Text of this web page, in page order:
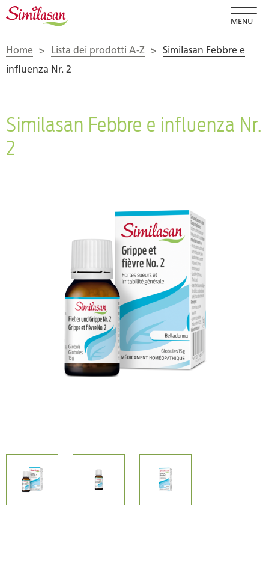
MENU
Home > Lista dei prodotti A-Z > Similasan Febbre e
influenza Nr. 2
Similasan Febbre e influenza Nr.
2